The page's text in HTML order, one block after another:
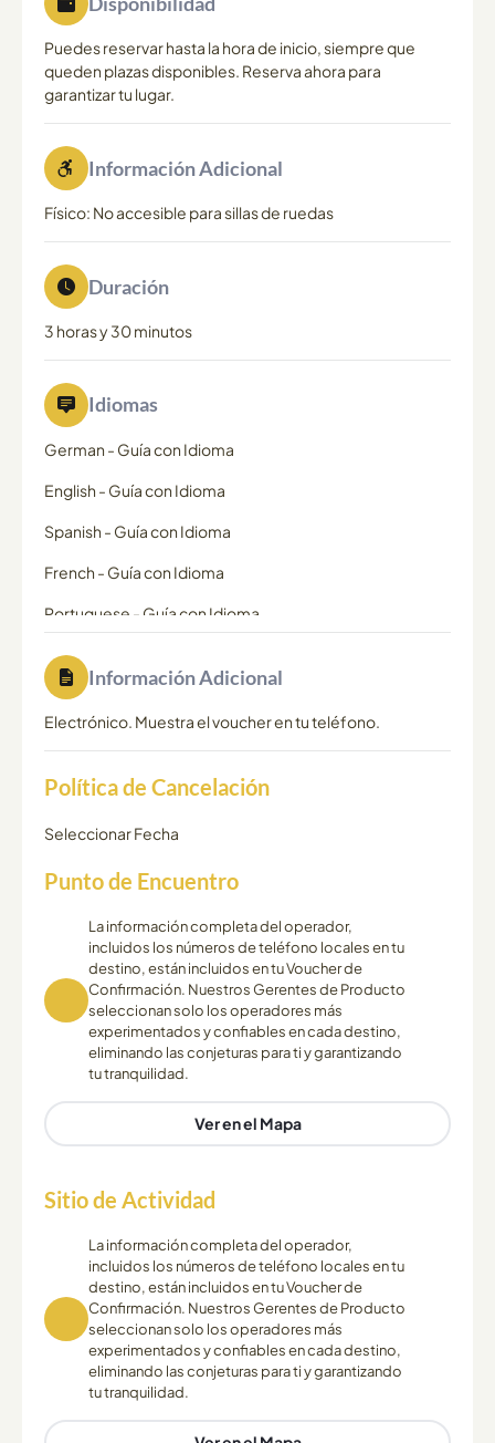
Puedes reservar hasta la hora de inicio, siempre que
queden plazas disponibles. Reserva ahora para
garantizar tu lugar.
Información Adicional
Físico: No accesible para sillas de ruedas
Duración
3 horas y 30 minutos
Idiomas
German - Guía con Idioma
English - Guía con Idioma
Spanish - Guía con Idioma
French - Guía con Idioma
Portuguese - Guía con Idioma
Información Adicional
Electrónico. Muestra el voucher en tu teléfono.
Política de Cancelación
Seleccionar Fecha
Punto de Encuentro
La información completa del operador,
incluidos los números de teléfono locales en tu
destino, están incluidos en tu Voucher de
Confirmación. Nuestros Gerentes de Producto
seleccionan solo los operadores más
experimentados y confiables en cada destino,
eliminando las conjeturas para ti y garantizando
tu tranquilidad.
Ver en el Mapa
Sitio de Actividad
La información completa del operador,
incluidos los números de teléfono locales en tu
destino, están incluidos en tu Voucher de
Confirmación. Nuestros Gerentes de Producto
seleccionan solo los operadores más
experimentados y confiables en cada destino,
eliminando las conjeturas para ti y garantizando
tu tranquilidad.